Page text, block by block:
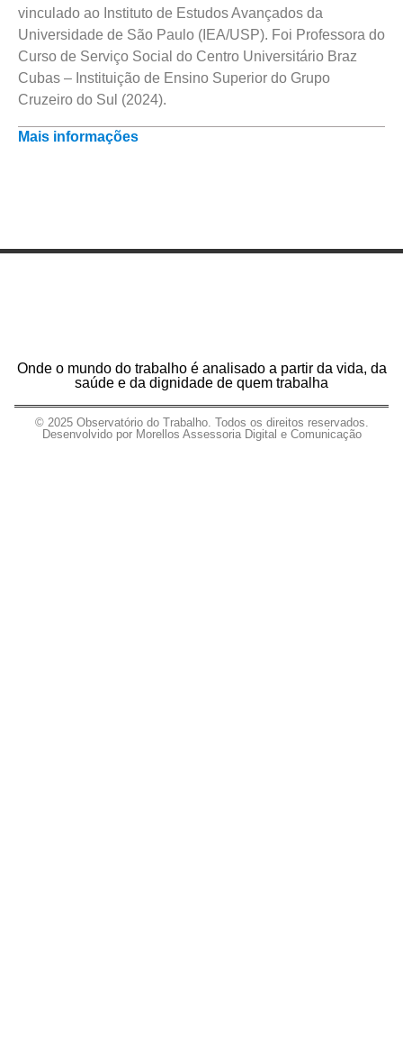
vinculado ao Instituto de Estudos Avançados da
Universidade de São Paulo (IEA/USP). Foi Professora do
Curso de Serviço Social do Centro Universitário Braz
Cubas – Instituição de Ensino Superior do Grupo
Cruzeiro do Sul (2024).
Mais informações
Onde o mundo do trabalho é analisado a partir da vida, da
saúde e da dignidade de quem trabalha
© 2025 Observatório do Trabalho. Todos os direitos reservados.
Desenvolvido por Morellos Assessoria Digital e Comunicação